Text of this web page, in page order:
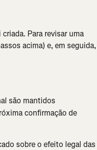
Para revisar uma
acima) e, em seguida,
são mantidos
confirmação de
sobre o efeito legal das